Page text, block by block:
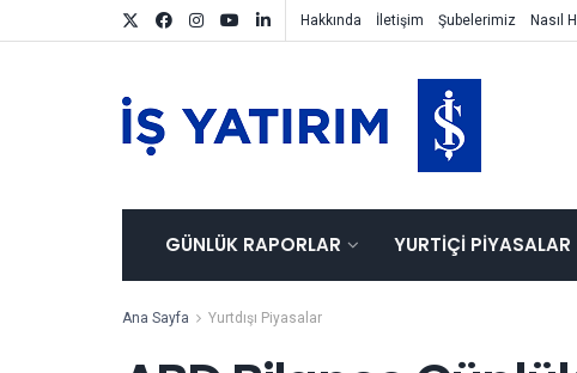
Hakkında İletişim Şubelerimiz Nasıl
GÜNLÜK RAPORLAR YURTIÇI PIYASALAR
Ana Sayfa Yurtdışı Piyasalar